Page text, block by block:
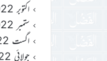
اکتوبر 2022
ستمبر 2022
اگست 2022
جولائی 2022